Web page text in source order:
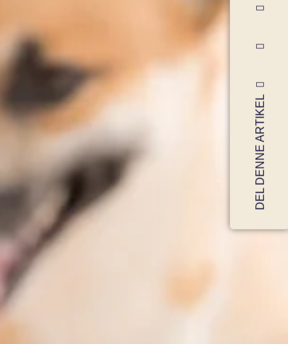
DEL DENNE ARTIKEL